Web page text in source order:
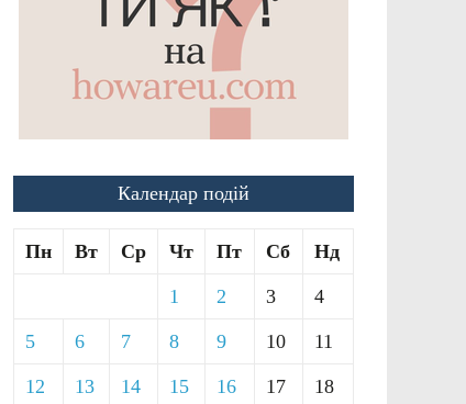
Календар подій
Пн Вт Ср Чт Пт Сб Нд
1 2 3 4
5 6 7 8 9 10 11
12 13 14 15 16 17 18